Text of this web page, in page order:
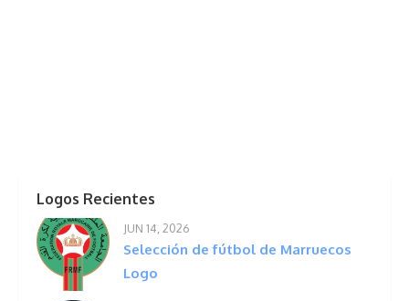
Logos Recientes
JUN 14, 2026
Selección de fútbol de Marruecos
Logo